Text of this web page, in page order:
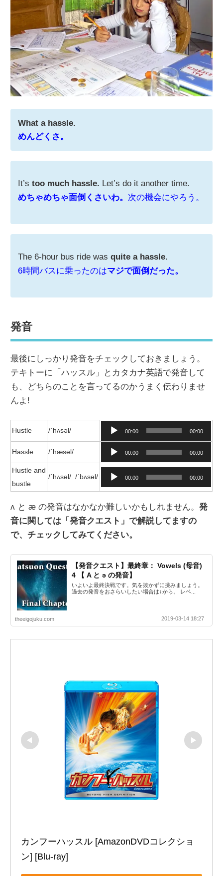
What a hassle.
めんどくさ。
It’s too much hassle. Let’s do it another time.
めちゃめちゃ面倒くさいわ。 次の機会にやろう。
The 6-hour bus ride was quite a hassle.
6時間バスに乗ったのはマジで面倒だった。
発音
最後にしっかり発音をチェックしておきましょう。
テキトーに「ハッスル」とカタカナ英語で発音して
も、どちらのことを言ってるのかうまく伝わりませ
んよ!
Hustle /ˈhʌsəl/
声
レ
ー
00:00 00:00
Hassle /ˈhæsəl /
声
レ
ー
ー
00:00 00:00
Hustle and
bustle
/ˈhʌsəl/ /ˈbʌsəl /
声
ヤ
ー
00:00 00:00
ʌ と æ の発音はなかなか難しいかもしれません。 発
音に関しては「発音クエスト」で解説してますの
で、チェックしてみてください。
【発音クエスト】最終章： Vowels (母音)
4 【 A と ə の発音】
いよいよ最終決戦です。気を抜かずに挑みましょう。
過去の発音をおさらいしたい場合は↓から。 レベ...
theeigojuku.com 2019-03-14 18:27
カンフーハッスル [AmazonDVDコレクショ
ン] [Blu-ray]